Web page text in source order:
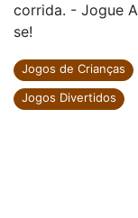
corrida. - Jogue
se!
Jogos de Crianças
Jogos Divertidos